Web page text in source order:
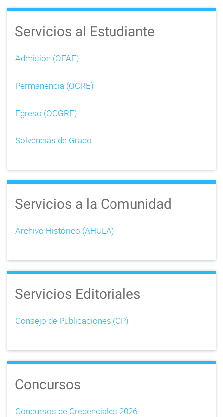
Servicios al Estudiante
Admisión (OFAE)
Permanencia (OCRE)
Egreso (OCGRE)
Solvencias de Grado
Servicios a la Comunidad
Archivo Histórico (AHULA)
Servicios Editoriales
Consejo de Publicaciones (CP)
Concursos
Concursos de Credenciales 2026